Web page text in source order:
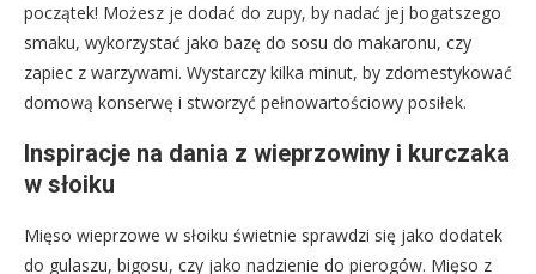
początek! Możesz je dodać do zupy, by nadać jej bogatszego
smaku, wykorzystać jako bazę do sosu do makaronu, czy
zapiec z warzywami. Wystarczy kilka minut, by zdomestykować
domową konserwę i stworzyć pełnowartościowy posiłek.
Inspiracje na dania z wieprzowiny i kurczaka
w słoiku
Mięso wieprzowe w słoiku świetnie sprawdzi się jako dodatek
do gulaszu, bigosu, czy jako nadzienie do pierogów. Mięso z